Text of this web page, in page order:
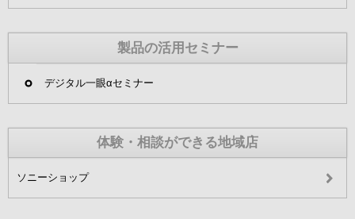
製品の活用セミナー
デジタル一眼αセミナー
体験・相談ができる地域店
ソニーショップ